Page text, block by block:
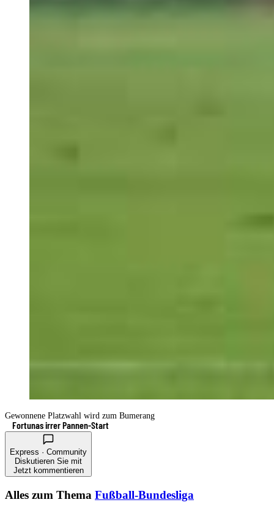
Gewonnene Platzwahl wird zum Bumerang
Fortunas irrer Pannen-Start
Express · Community
Diskutieren Sie mit
Jetzt kommentieren
Alles zum Thema Fußball-Bundesliga